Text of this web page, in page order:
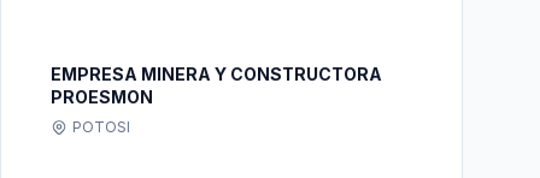
EMPRESA MINERA Y CONSTRUCTORA
PROESMON
POTOSI